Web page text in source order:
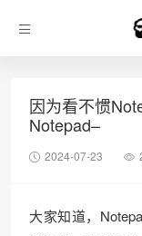
因为看不惯
Notepad–
2024-07-23
大家知道，